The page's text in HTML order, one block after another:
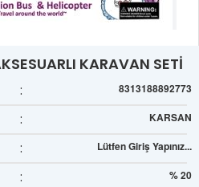
KARAVAN SETİ
: 8313188892773
: KARSAN
: Lütfen Giriş Yapınız...
: % 20